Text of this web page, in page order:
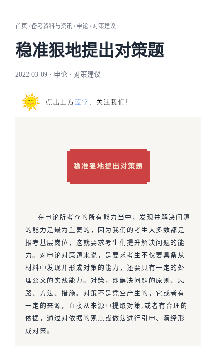
首页 / 备考资料与资讯 / 申论 / 对策建议
稳准狠地提出对策题
2022-03-09 · 申论 · 对策建议
稳准狠地提出对策题
在申论所考查的所有能力当中，发现并解决问题
的能力是最为重要的，因为我们的考生大多数都是
报考基层岗位，这就要求考生们提升解决问题的能
力。对申论对策题来说，是要求考生不仅要具备从
材料中发现并形成对策的能力，还要具有一定的处
理公文的实践能力。对策，即解决问题的原则、思
路、方法、措施。对策不是凭空产生的，它或者有
一定的来源，直接从来源中提取对策;或者有合理的
依据，通过对依据的观点或做法进行引申、演绎形
成对策。